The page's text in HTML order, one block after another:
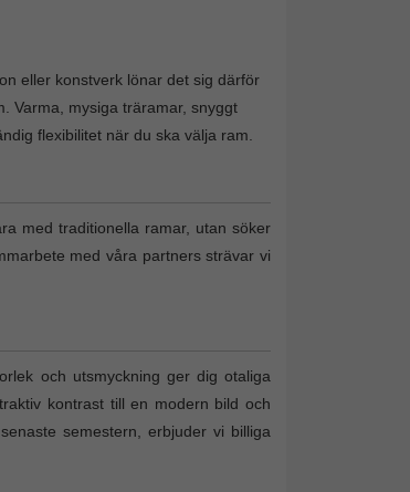
eller konstverk lönar det sig därför
Varma, mysiga träramar, snyggt
flexibilitet när du ska välja ram.
med traditionella ramar, utan söker
med våra partners strävar vi
och utsmyckning ger dig otaliga
kontrast till en modern bild och
semestern, erbjuder vi billiga